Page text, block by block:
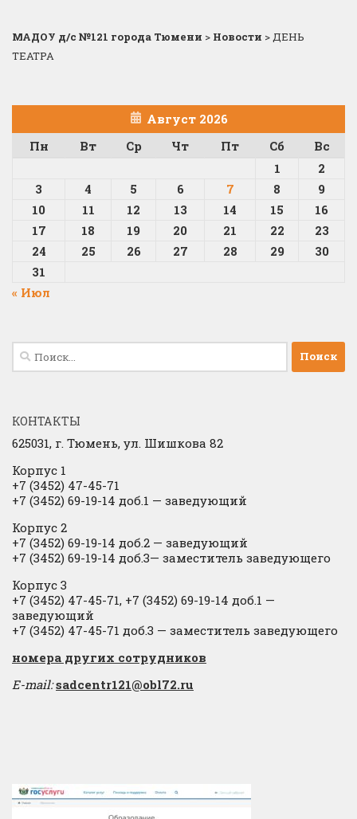
МАДОУ д/с №121 города Тюмени > Новости >ДЕНЬ
ТЕАТРА
Август 2026
Пн
Вт Ср Чт Пт Сб
Вс
1
2
3
4 5 6 7 8
9
10
11 12 13 14 15
16
17
18 19 20 21 22
23
24
25 26 27 28 29
30
31
« Июл
Найти:
КОНТАКТЫ
625031, г. Тюмень, ул. Шишкова 82
Корпус 1
+7 (3452) 47-45-71
+7 (3452) 69-19-14 доб.1 — заведующий
Корпус 2
+7 (3452) 69-19-14 доб.2 — заведующий
+7 (3452) 69-19-14 доб.3— заместитель заведующего
Корпус 3
+7 (3452) 47-45-71, +7 (3452) 69-19-14 доб.1 —
заведующий
+7 (3452) 47-45-71 доб.3 — заместитель заведующего
​номера других сотрудников
E-mail: sadcentr121@obl72.ru